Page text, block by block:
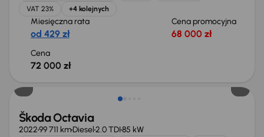
VAT 23%
+4 kolejnych
Miesięczna rata
od 429 zł
Cena promocyjna
68 000 zł
Cena
72 000 zł
Škoda Octavia
202299 711 kmDiesel2.0 TDI85 kW